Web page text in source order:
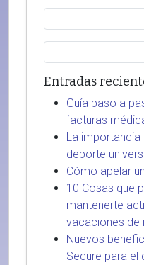
Entradas
Guía paso a
facturas
La
deporte
Cómo apelar
10 Cosas que
mantenerte
vacaciones de
Nuevos
Secure para el